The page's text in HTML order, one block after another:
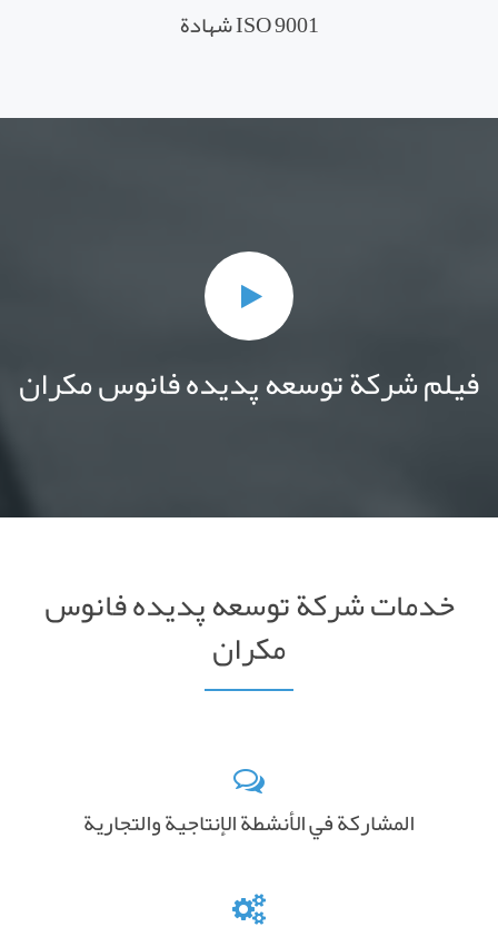
شهادة ISO 9001
فیلم شركة توسعه پدیده فانوس مکران
خدمات شركة توسعه پدیده فانوس
مکران
المشاركة في الأنشطة الإنتاجية والتجارية